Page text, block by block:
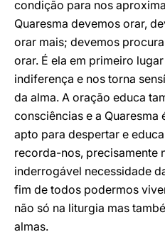
condição para nos
Quaresma devemos orar,
orar mais; devemos
orar. É ela em primeiro
indiferença e nos torna
da alma. A oração educa
consciências e a
apto para despertar e
recorda-nos, precisamente
inderrogável necessidade
fim de todos podermos
não só na liturgia mas
almas.